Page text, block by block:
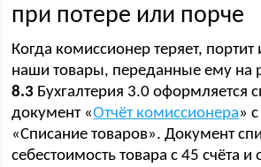
при потере или порче
Когда комиссионер теряет,
наши товары, переданные ему на
8.3 Бухгалтерия 3.0 оформляется
документ «Отчёт комиссионера»
«Списание товаров». Документ
себестоимость товара с 45 счёта